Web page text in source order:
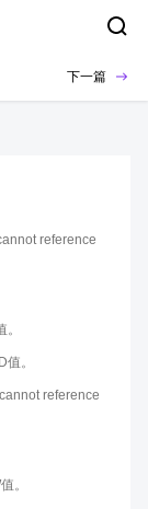
下一篇
reference
。
reference
。